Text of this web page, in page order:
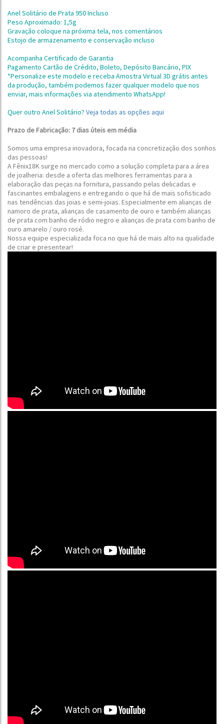
Anel Solitário de Prata 950 Incluso
Peso Aproximado: 1,5g
Gravação coloque na próxima tela, nos comentários
Estojo de armazenamento e conservação incluso
Acompanha Certificado de Garantia
Pagamento Cartão de Crédito, Boleto, Depósito Bancário, PIX
*Personalize este modelo e receba Amostra Virtual 3D grátis antes
da produção, também podemos fazer qualquer modelo que nos
enviar, mais informações via atendimento WhatsApp!
Quer outro Anel Solitário? Veja todas as opções aqui
Prazo de Fabricação: 7 dias úteis em média
Somos uma empresa inovadora, focada na concretização dos sonhos
das pessoas!
A Fênix18K surge no mercado como a solução completa para a área
de joalheria: desde a oferta das melhores ferramentas para a
elaboração das peças na fornitura, passando pelas delicadas e
fascinantes embalagens e entregando o que há de mais sofisticado
nas tendências das joias e semi-joias. Especialmente em alianças de
namoro de prata, alianças de casamento de ouro e também alianças
de prata com banho de ródio negro e alianças de prata com banho de
ouro amarelo / ouro rosé.
Nossa equipe especializada foca no que há de mais alto na qualidade
de criar e presentear!